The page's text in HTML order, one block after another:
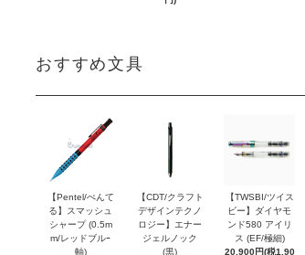
おすすめ文具
【Pentel/ぺんて
る】スマッシュ
シャープ (0.5m
m/レッドブルｰ
軸)
【CDT/クラフト
デザインテクノ
ロジー】エナー
ジェルノック
(黒)
【TWSBI/ツイス
ビー】ダイヤモ
ンド580 アイリ
ス (EF/極細)
20,900円(税1,90